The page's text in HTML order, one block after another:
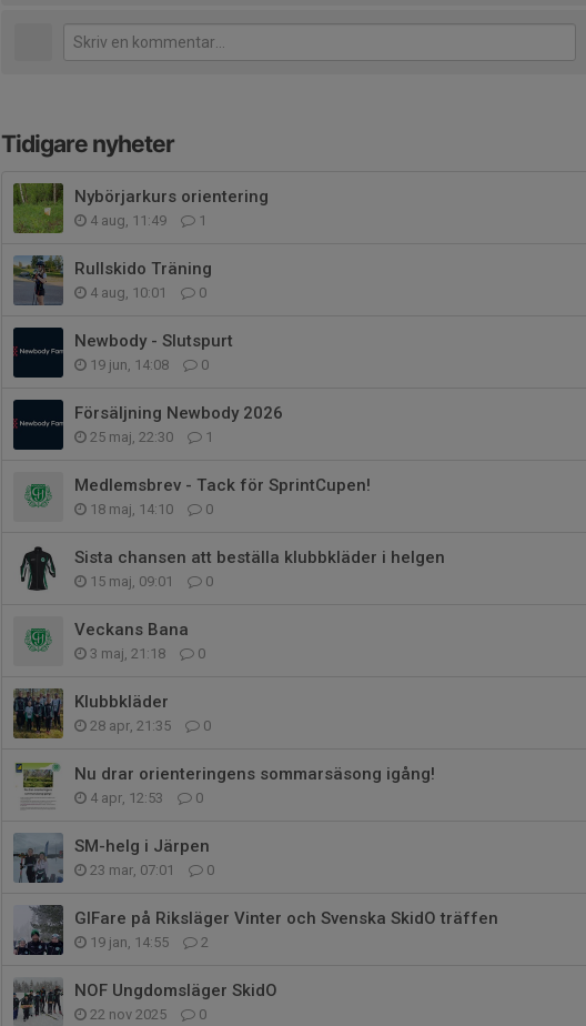
Tidigare nyheter
Nybörjarkurs orientering
4 aug, 11:49 1
Rullskido Träning
4 aug, 10:01 0
Newbody - Slutspurt
19 jun, 14:08 0
Försäljning Newbody 2026
25 maj, 22:30 1
Medlemsbrev - Tack för SprintCupen!
18 maj, 14:10 0
Sista chansen att beställa klubbkläder i helgen
15 maj, 09:01 0
Veckans Bana
3 maj, 21:18 0
Klubbkläder
28 apr, 21:35 0
Nu drar orienteringens sommarsäsong igång!
4 apr, 12:53 0
SM-helg i Järpen
23 mar, 07:01 0
GIFare på Riksläger Vinter och Svenska SkidO träffen
19 jan, 14:55 2
NOF Ungdomsläger SkidO
22 nov 2025 0